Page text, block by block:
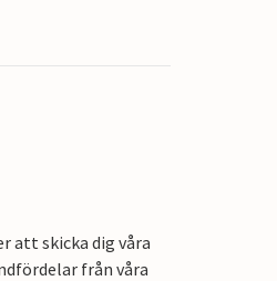
att skicka dig våra
från våra